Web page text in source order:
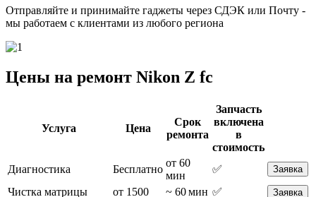
Отправляйте и принимайте гаджеты через СДЭК или Почту -
мы работаем с клиентами из любого региона
Цены на ремонт Nikon Z fc
Услуга Цена
Срок
ремонта
Запчасть
включена
в
стоимость
Диагностика
Бесплатно
от 60
мин
✅ Заявка
Чистка матрицы от 1500 ~ 60 мин ✅ Заявка